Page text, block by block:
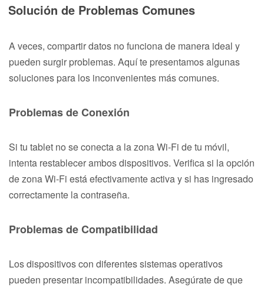
Solución de Problemas Comunes
A veces, compartir datos no funciona de manera ideal y
pueden surgir problemas. Aquí te presentamos algunas
soluciones para los inconvenientes más comunes.
Problemas de Conexión
Si tu tablet no se conecta a la zona Wi-Fi de tu móvil,
intenta restablecer ambos dispositivos. Verifica si la opción
de zona Wi-Fi está efectivamente activa y si has ingresado
correctamente la contraseña.
Problemas de Compatibilidad
Los dispositivos con diferentes sistemas operativos
pueden presentar incompatibilidades. Asegúrate de que